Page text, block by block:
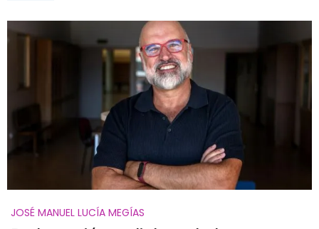
JOSÉ MANUEL LUCÍA MEGÍAS